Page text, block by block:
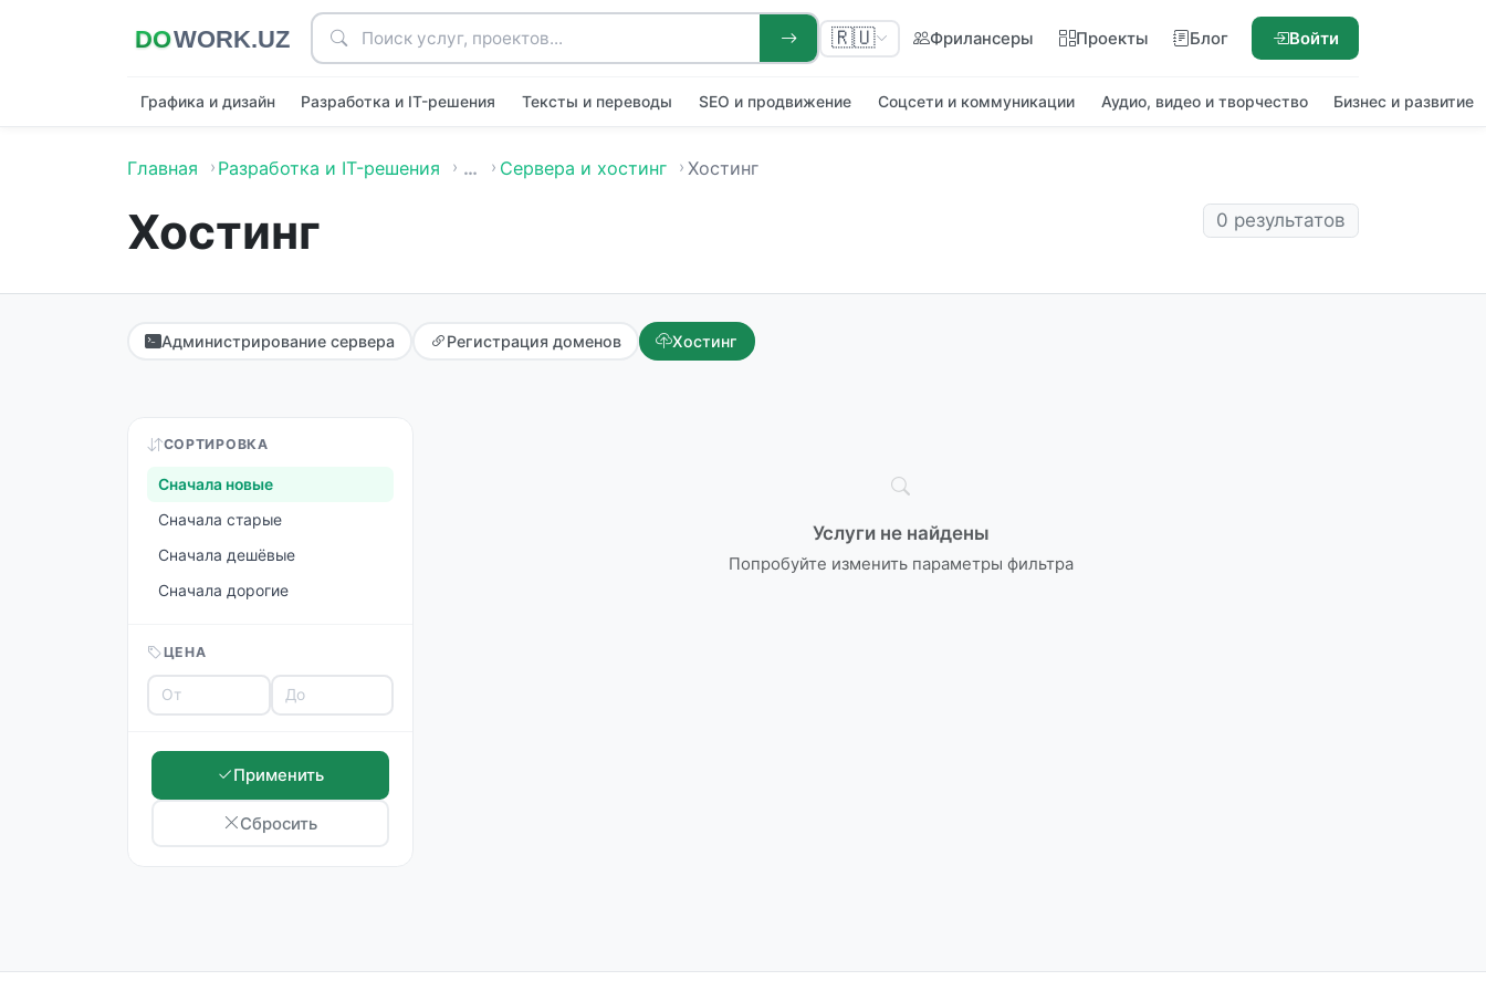
🇷🇺 Фрилансеры Проекты Блог Войти
Графика и дизайн Разработка и IT-решения Тексты и переводы SEO и продвижение Соцсети и коммуникации Аудио, видео и творчество Бизнес и развитие
Главная Разработка и IT-решения … Сервера и хостинг Хостинг
Хостинг 0 результатов
Администрирование сервера Регистрация доменов Хостинг
СОРТИРОВКА
Сначала новые
Сначала старые
Сначала дешёвые
Сначала дорогие
ЦЕНА
Применить
Сбросить
Услуги не найдены
Попробуйте изменить параметры фильтра